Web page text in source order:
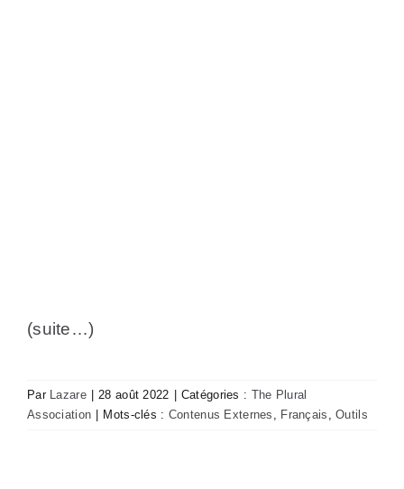
(suite…)
Par Lazare 28 août 2022 Catégories : The Plural
Association
Mots-clés : Contenus Externes Français ,Outils